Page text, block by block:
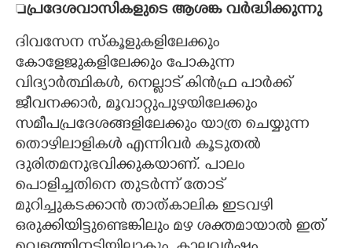
പ്രദേശവാസികളുടെ ആശങ്ക വർദ്ധിക്കുന്നു
ദിവസേന സ്കൂളുകളിലേക്കും
കോളേജുകളിലേക്കും പോകുന്ന
വിദ്യാർത്ഥികൾ, നെല്ലാട് കിൻഫ്ര പാർക്ക്
ജീവനക്കാർ, മൂവാറ്റുപുഴയിലേക്കും
സമീപപ്രദേശങ്ങളിലേക്കും യാത്ര ചെയ്യുന്ന
തൊഴിലാളികൾ എന്നിവർ കൂടുതൽ
ദുരിതമനുഭവിക്കുകയാണ്. പാലം
പൊളിച്ചതിനെ തുടർന്ന് തോട്
മുറിച്ചുകടക്കാൻ താത്കാലിക ഇടവഴി
ഒരുക്കിയിട്ടുണ്ടെങ്കിലും മഴ ശക്തമായാൽ ഇത്